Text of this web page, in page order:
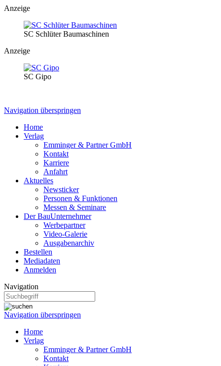
Anzeige
SC Schlüter Baumaschinen
Anzeige
SC Gipo
Navigation überspringen
Home
Verlag
Emminger & Partner GmbH
Kontakt
Karriere
Anfahrt
Aktuelles
Newsticker
Personen & Funktionen
Messen & Seminare
Der BauUnternehmer
Werbepartner
Video-Galerie
Ausgabenarchiv
Bestellen
Mediadaten
Anmelden
Navigation
Navigation überspringen
Home
Verlag
Emminger & Partner GmbH
Kontakt